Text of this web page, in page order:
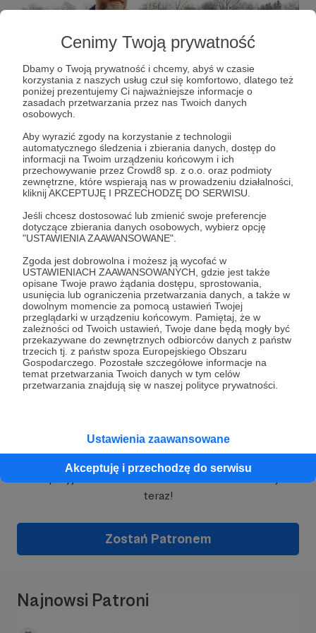
Cenimy Twoją prywatność
Dbamy o Twoją prywatność i chcemy, abyś w czasie
korzystania z naszych usług czuł się komfortowo, dlatego też
poniżej prezentujemy Ci najważniejsze informacje o
zasadach przetwarzania przez nas Twoich danych
osobowych.
Aby wyrazić zgody na korzystanie z technologii
automatycznego śledzenia i zbierania danych, dostęp do
informacji na Twoim urządzeniu końcowym i ich
przechowywanie przez Crowd8 sp. z o.o. oraz podmioty
zewnętrzne, które wspierają nas w prowadzeniu działalności,
kliknij AKCEPTUJĘ I PRZECHODZĘ DO SERWISU.
Jeśli chcesz dostosować lub zmienić swoje preferencje
dotyczące zbierania danych osobowych, wybierz opcję
"USTAWIENIA ZAAWANSOWANE".
Zgoda jest dobrowolna i możesz ją wycofać w
USTAWIENIACH ZAAWANSOWANYCH, gdzie jest także
opisane Twoje prawo żądania dostępu, sprostowania,
usunięcia lub ograniczenia przetwarzania danych, a także w
dowolnym momencie za pomocą ustawień Twojej
przeglądarki w urządzeniu końcowym. Pamiętaj, że w
zależności od Twoich ustawień, Twoje dane będą mogły być
przekazywane do zewnętrznych odbiorców danych z państw
trzecich tj. z państw spoza Europejskiego Obszaru
Gospodarczego. Pozostałe szczegółowe informacje na
temat przetwarzania Twoich danych w tym celów
przetwarzania znajdują się w naszej polityce prywatności.
Ustawienia zaawansowane
Akceptuję i przechodzę do serwisu
Jestem twórcą komiksowym z Gdańska. Mój
komiksMalarz, był nominowany do nagrody
Najlepszy Polski Komiks
Festiwalu Komiksu i Gier w Łodziw 2022
roku.Czarne Sercezdobyło nagrodęNowej
FantastykizaNajlepszy Polski Komiks2025.
Jako autor zadebiutował w 2012 roku komiksem
Miłość.
Współtworzyłem takie tytuły jakWażny był tylko
numer(scenariusz Maciej Cholewiński),Sztorm
(scenariusz Tomasz Kontny),czyKapitan Wrona
NoSleep Podcast - jednego z najbardziej
popularnych podcastów grozy na świecie.
Jeśli jesteście fanami H.P. Lovecrafta, W.H.
Hodgsona, G. Lucasa to odnajdziecie atmosferę
Rozwiń opis
Dołącz do grona Patronów!
Wesprzyj działalność Autora Łukasz Godlewski
teraz!
Zostań Patronem
Najnowsi Patroni